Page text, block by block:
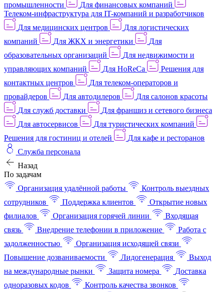
промышленности
Для финансовых компаний
Телеком-инфраструктура для IT-компаний и разработчиков
Для медицинских центров
Для логистических
компаний
Для ЖКХ и энергетики
Для
образовательных организаций
Для недвижимости и
управляющих компаний
Для HoReCa
Решения для
контактных центров
Для телеком-операторов и
провайдеров
Для автодилеров
Для салонов красоты
Для служб доставки
Для франшиз и сетевого бизнеса
Для автосервисов
Для туристических компаний
Решения для гостиниц и отелей
Для кафе и ресторанов
Служба персонала
Назад
По задачам
Организация удалённой работы
Контроль выездных
сотрудников
Поддержка клиентов
Открытие новых
филиалов
Организация горячей линии
Входящая
связь
Внедрение телефонии в приложение
Работа с
задолженностью
Организация исходящей связи
Повышение дозваниваемости
Лидогенерация
Выход
на международные рынки
Защита номера
Доставка
одноразовых кодов
Контроль качества звонков